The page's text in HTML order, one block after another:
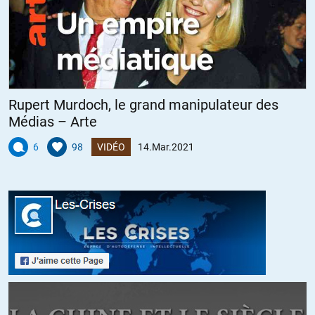
peine. Snif.
ALERTER
@rémi Au contraire, ce genre de réflexion nous remet les pieds sur
terre et les yeux en face des trous!
À l’heure où l’on nous a confisqué le droit d’aller nous rencontrer
e-s que nous sommes aux multiples avis des « experts » en tous
genres sévissant sur la « toile », les radios, les Tv, il est
indispensable que quelqu’un vienne nous rappeler de ne pas tout
prendre pour « argent comptant » (charmante expression, bien
dans l’air du temps).
frontières de la Russie (et il est question que la Géorgie intègre
Rupert Murdoch, le grand manipulateur des
Médias – Arte
6 98 VIDÉO 14.Mar.2021